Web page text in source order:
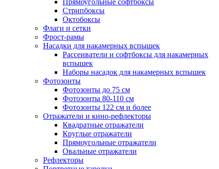
Прямоугольные софтбоксы
Стрипбоксы
Октобоксы
Флаги и сетки
Фрост-рамы
Насадки для накамерных вспышек
Рассеиватели и софтбоксы для накамерных
вспышек
Наборы насадок для накамерных вспышек
Фотозонты
Фотозонты до 75 см
Фотозонты 80-110 см
Фотозонты 122 см и более
Отражатели и кино-рефлекторы
Квадратные отражатели
Круглые отражатели
Прямоугольные отражатели
Овальные отражатели
Рефлекторы